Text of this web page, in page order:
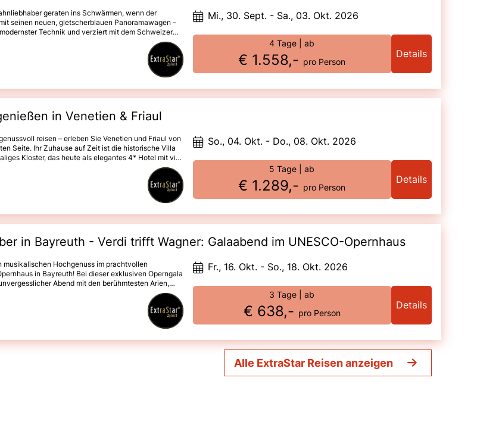
geraten ins Schwärmen, wenn der
seinen neuen, gletscherblauen Panoramawagen –
Technik und verziert mit dem Schweizer
ist ein echtes Erlebnis. Nur wer die Gesamtstrecke
Moritz fährt, erlebt das ultimative Bahnabenteuer –
Niveau: in der 1. Klasse mit erstklassigem Service
in erstklassigen 4-Hotels in Zermatt & St. Moritz*
Mi., 30. Sept. - Sa., 03. Okt. 2026
4 Tage | ab
€ 1.558,- pro Person
Details
in Venetien & Friaul
reisen – erleben Sie Venetien und Friaul von
Seite. Ihr Zuhause auf Zeit ist die historische Villa
Kloster, das heute als elegantes 4* Hotel mit viel
geführt wird. Umgeben von einem großen Park,
ruhige Stunden, exzellente Küche und familiäre
Von diesem besonderen Ort aus erkunden Sie Triest,
Schinken aus San Daniele, edler Grappa
– eine Reise für alle Sinne.
So., 04. Okt. - Do., 08. Okt. 2026
5 Tage | ab
€ 1.289,- pro Person
Details
in Bayreuth - Verdi trifft Wagner: Galaabend im UNESCO-Opernhaus
musikalischen Hochgenuss im prachtvollen
in Bayreuth! Bei dieser exklusiven Operngala
Abend mit den berühmtesten Arien,
von Giuseppe Verdi und Richard Wagner –
von internationalen Solisten, einem kraftvollen
renommierten Thüringen Philharmonie Gotha-
dem musikalischen Erlebnis entdecken Sie bei einer
kulturelle Erbe Bayreuths und genießen ein stilvolles
komfortablen Hotel mitten in der
Fr., 16. Okt. - So., 18. Okt. 2026
3 Tage | ab
€ 638,- pro Person
Details
Alle ExtraStar Reisen anzeigen